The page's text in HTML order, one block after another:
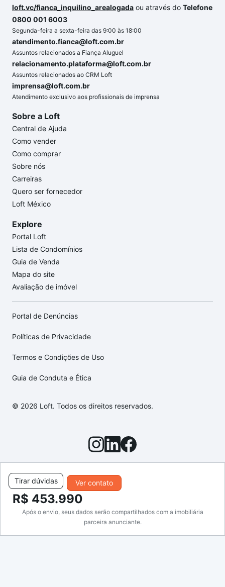
Ver contato
Tirar dúvidas
R$ 453.990
Após o envio, seus dados serão compartilhados com a imobiliária
parceira anunciante.
loft.vc/fianca_inquilino_arealogada ou através do Telefone
0800 001 6003
Segunda-feira a sexta-feira das 9:00 às 18:00
atendimento.fianca@loft.com.br
Assuntos relacionados a Fiança Aluguel
relacionamento.plataforma@loft.com.br
Assuntos relacionados ao CRM Loft
imprensa@loft.com.br
Atendimento exclusivo aos profissionais de imprensa
Sobre a Loft
Central de Ajuda
Como vender
Como comprar
Sobre nós
Carreiras
Quero ser fornecedor
Loft México
Explore
Portal Loft
Lista de Condomínios
Guia de Venda
Mapa do site
Avaliação de imóvel
Portal de Denúncias
Políticas de Privacidade
Termos e Condições de Uso
Guia de Conduta e Ética
© 2026 Loft. Todos os direitos reservados.